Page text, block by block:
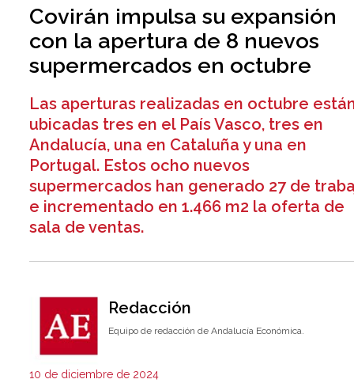
Covirán impulsa su expansión
con la apertura de 8 nuevos
supermercados en octubre
Las aperturas realizadas en octubre
ubicadas tres en el País Vasco, tres en
Andalucía, una en Cataluña y una en
Portugal. Estos ocho nuevos
supermercados han generado 27 de
e incrementado en 1.466 m2 la oferta de
sala de ventas.
Redacción
Equipo de redacción de Andalucía Económica.
10 de diciembre de 2024